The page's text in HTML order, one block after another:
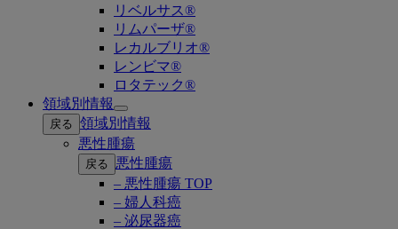
リベルサス®
リムパーザ®
レカルブリオ®
レンビマ®
ロタテック®
領域別情報
Open
submenu
戻る 領域別情報
悪性腫瘍
戻る
悪性腫瘍
– 悪性腫瘍 TOP
– 婦人科癌
– 泌尿器癌